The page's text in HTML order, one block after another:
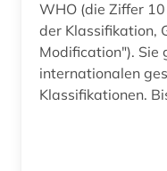
krankheit (1)
kriminologie (1)
WHO (die Ziffer
der Klassifikation,
Modification"). Sie
internationalen
Klassifikationen.